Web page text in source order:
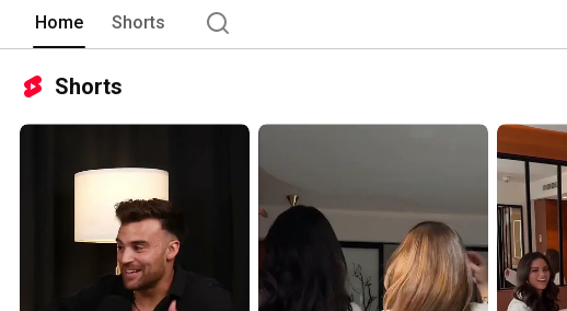
Home Shorts
Shorts